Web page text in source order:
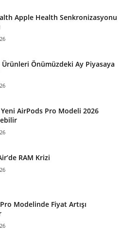
Apple Health Senkronizasyonu
Ürünleri Önümüzdeki Ay Piyasaya
Yeni AirPods Pro Modeli 2026
RAM Krizi
Modelinde Fiyat Artışı